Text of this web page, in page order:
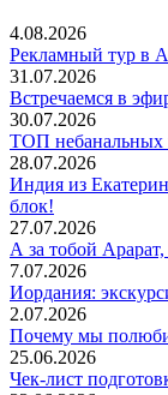
4.08.2026
Рекламный тур в
31.07.2026
Встречаемся в
30.07.2026
ТОП небанальных
28.07.2026
Индия из
блок!
27.07.2026
А за тобой
7.07.2026
Иордания:
2.07.2026
Почему мы
25.06.2026
Чек-лист